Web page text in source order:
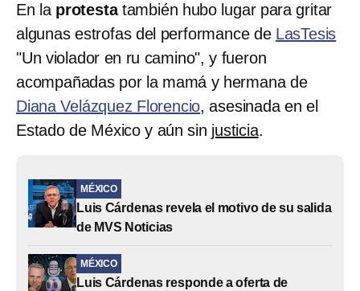
En la protestatambién hubo lugar para gritar
algunas estrofas del performance de LasTesis
"Un violador en ru camino", y fueron
acompañadas por la mamá y hermana de
Diana Velázquez Florencio, asesinada en el
Estado de México y aún sin justicia.
MÉXICO
Luis Cárdenas revela el motivo de su salida
de MVS Noticias
MÉXICO
Luis Cárdenas responde a oferta de